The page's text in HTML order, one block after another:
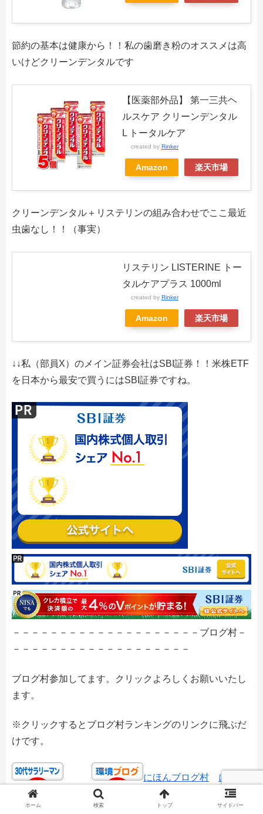
節約の基本は健康から！！私の歯磨き粉のオススメは高
いけどクリーンデンタルです
【医薬部外品】 第一三共ヘ
ルスケア クリーンデンタル
L トータルケア
created by Rinker
Amazon 楽天市場
クリーンデンタル＋リステリンの組み合わせでここ最近
虫歯なし！！（事実）
リステリン LISTERINE トー
タルケアプラス 1000ml
created by Rinker
Amazon 楽天市場
↓↓私（部員X）のメイン証券会社はSBI証券！！米株ETF
を日本から最安で買うにはSBI証券ですね。
－－－－－－－－－－－－－－－－－－－－ブログ村－
－－－－－－－－－－－－－－－－－－－
ブログ村参加してます。クリックよろしくお願いいたし
ます。
※クリックするとブログ村ランキングのリンクに飛ぶだ
けです。
にほんブログ村
にほん
ブログ村
ホーム 検索 トップ サイドバー